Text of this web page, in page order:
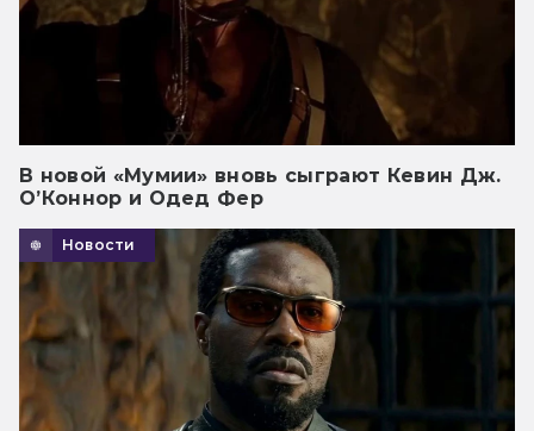
В новой «Мумии» вновь сыграют Кевин Дж.
О’Коннор и Одед Фер
Новости